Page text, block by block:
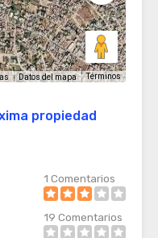
Datos del mapa Términos
propiedad
1 Comentarios
19 Comentarios